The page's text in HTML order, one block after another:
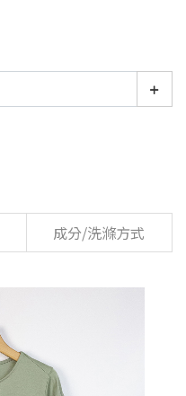
成分/洗滌方式